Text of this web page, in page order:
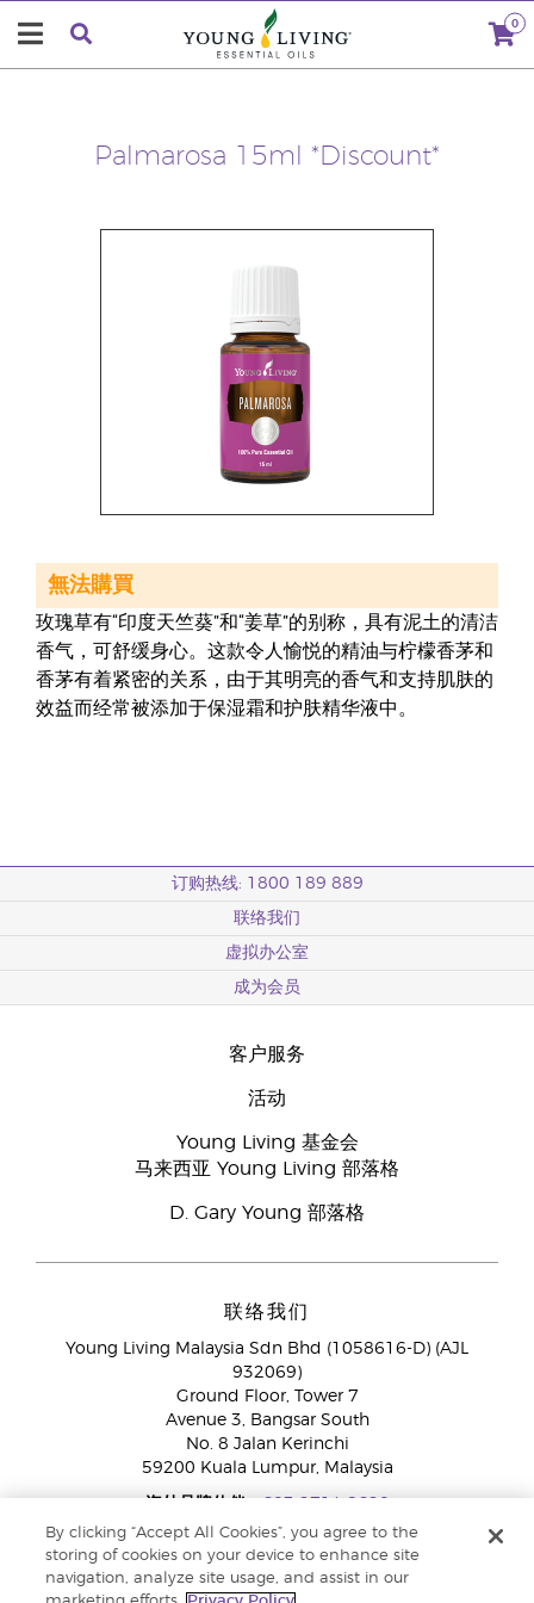
0
Palmarosa 15ml *Discount*
玫瑰草有“印度天竺葵”和“姜草”的别称，具有泥土的清洁
香气，可舒缓身心。这款令人愉悦的精油与柠檬香茅和
香茅有着紧密的关系，由于其明亮的香气和支持肌肤的
效益而经常被添加于保湿霜和护肤精华液中。
無法購買
订购热线: 1800 189 889
联络我们
虚拟办公室
成为会员
客户服务
活动
Young Living 基金会
马来西亚 Young Living 部落格
D. Gary Young 部落格
联络我们
Young Living Malaysia Sdn Bhd (1058616-D) (AJL
932069)
Ground Floor, Tower 7
Avenue 3, Bangsar South
No. 8 Jalan Kerinchi
59200 Kuala Lumpur, Malaysia
免付费专线：1800 189 889
WhatsApp对话: +60 15 4600 0691
By clicking “Accept All Cookies”, you agree to the
storing of cookies on your device to enhance site
navigation, analyze site usage, and assist in our